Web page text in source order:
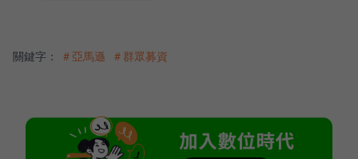
關鍵字： ＃亞馬遜 ＃群眾募資